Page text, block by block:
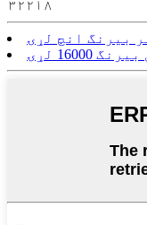
۳۲۲۱۸
بیرنگ انچ لړۍ
16000 لړۍ